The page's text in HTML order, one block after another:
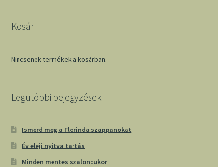
Kosár
Nincsenek termékek a kosárban.
Legutóbbi bejegyzések
Ismerd meg a Florinda szappanokat
Év eleji nyitva tartás
Minden mentes szaloncukor